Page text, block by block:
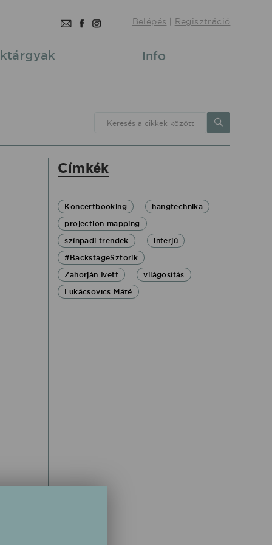
Belépés | Regisztráció
Info
Keresés a cikkek között
Címkék
Koncertbooking
hangtechnika
projection mapping
színpadi trendek
interjú
#BackstageSztorik
Zahorján Ivett
világosítás
Lukácsovics Máté